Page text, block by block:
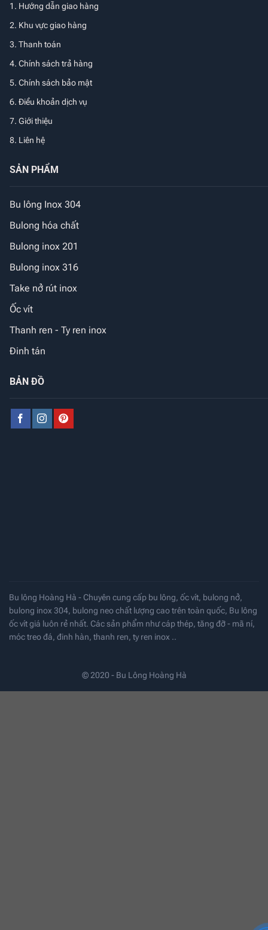
1. Hướng dẫn giao hàng
2. Khu vực giao hàng
3. Thanh toán
4. Chính sách trả hàng
5. Chính sách bảo mật
6. Điều khoản dịch vụ
7. Giới thiệu
8. Liên hệ
SẢN PHẨM
Bu lông Inox 304
Bulong hóa chất
Bulong inox 201
Bulong inox 316
Take nở rút inox
Ốc vít
Thanh ren - Ty ren inox
Đinh tán
BẢN ĐỒ
Bu lông Hoàng Hà - Chuyên cung cấp bu lông, ốc vít, bulong nở,
bulong inox 304, bulong neo chất lượng cao trên toàn quốc, Bu lông
ốc vít giá luôn rẻ nhất. Các sản phẩm như cáp thép, tăng đỡ - mã ní,
móc treo đá, đinh hàn, thanh ren, ty ren inox ..
© 2020 - Bu Lông Hoàng Hà